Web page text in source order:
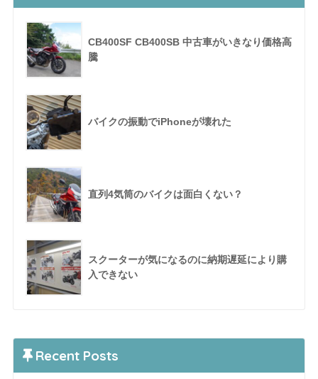
CB400SF CB400SB 中古車がいきなり価格高
騰
バイクの振動でiPhoneが壊れた
直列4気筒のバイクは面白くない？
スクーターが気になるのに納期遅延により購
入できない
Recent Posts